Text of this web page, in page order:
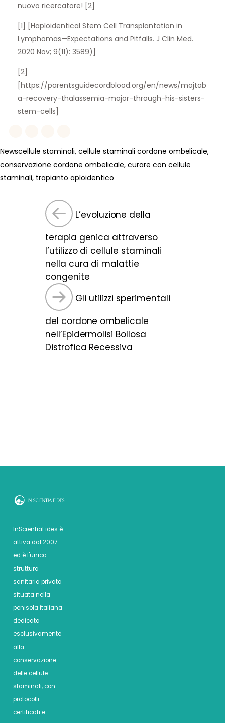
nuovo ricercatore! [2]
[1] [Haploidentical Stem Cell Transplantation in
Lymphomas—Expectations and Pitfalls. J Clin Med.
2020 Nov; 9(11): 3589)]
[2]
[https://parentsguidecordblood.org/en/news/mojtab
a-recovery-thalassemia-major-through-his-sisters-
stem-cells]
Newscellule staminali, cellule staminali cordone ombelicale,
conservazione cordone ombelicale, curare con cellule
staminali, trapianto aploidentico
L’evoluzione della
terapia genica attraverso
l’utilizzo di cellule staminali
nella cura di malattie
congenite
Gli utilizzi sperimentali
del cordone ombelicale
nell’Epidermolisi Bollosa
Distrofica Recessiva
InScientiaFides è
attiva dal 2007
ed è l'unica
struttura
sanitaria privata
situata nella
penisola italiana
dedicata
esclusivamente
alla
conservazione
delle cellule
staminali, con
protocolli
certificati e